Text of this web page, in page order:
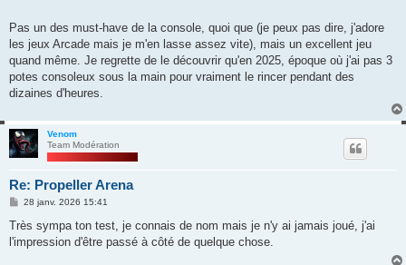
Pas un des must-have de la console, quoi que (je peux pas dire, j'adore
les jeux Arcade mais je m'en lasse assez vite), mais un excellent jeu
quand même. Je regrette de le découvrir qu'en 2025, époque où j'ai pas 3
potes consoleux sous la main pour vraiment le rincer pendant des
dizaines d'heures.
Venom
Team Modération
Re: Propeller Arena
M
s
a
28 janv. 2026 15:41
Très sympa ton test, je connais de nom mais je n'y ai jamais joué, j'ai
l'impression d'être passé à côté de quelque chose.